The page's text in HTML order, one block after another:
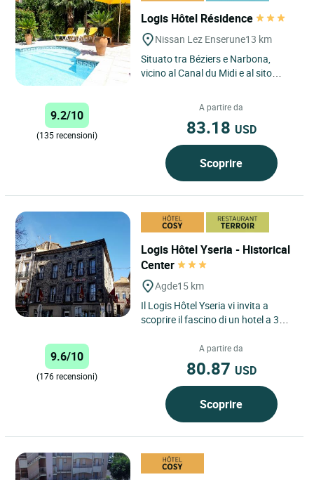
Logis Hôtel Résidence
Nissan Lez Enserune13 km
Situato tra Béziers e Narbona,
vicino al Canal du Midi e al sito
spiagge del Mediterraneo,...
9.2/10
(135 recensioni)
A partire da
83.18 USD
Scoprire
Logis Hôtel Yseria - Historical
Center
Agde15 km
Il Logis Hôtel Yseria vi invita a
scoprire il fascino di un hotel a 3
il patrimonio...
9.6/10
(176 recensioni)
A partire da
80.87 USD
Scoprire